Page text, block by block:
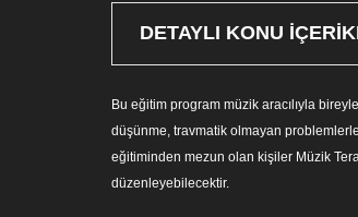
DETAYLI KONU
Bu eğitim program müzik aracılıyla
düşünme, travmatik olmayan
eğitiminden mezun olan kişiler Müzik
düzenleyebilecektir.